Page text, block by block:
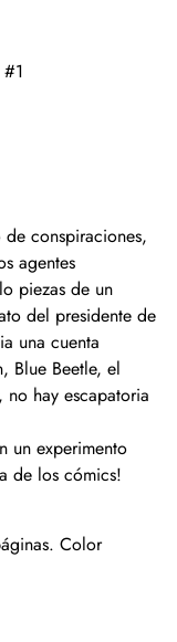
conspiraciones,
agentes
piezas de un
del presidente de
una cuenta
Blue Beetle, el
hay escapatoria
un experimento
de los cómics!
Color